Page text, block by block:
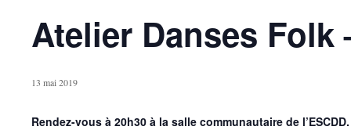
Atelier Danses Folk
13 mai 2019
Rendez-vous à 20h30 à la salle communautaire de l’ESCDD.